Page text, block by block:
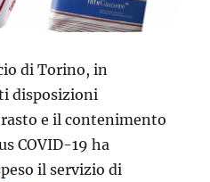
di Torino, in
disposizioni
e il contenimento
COVID-19 ha
il servizio di